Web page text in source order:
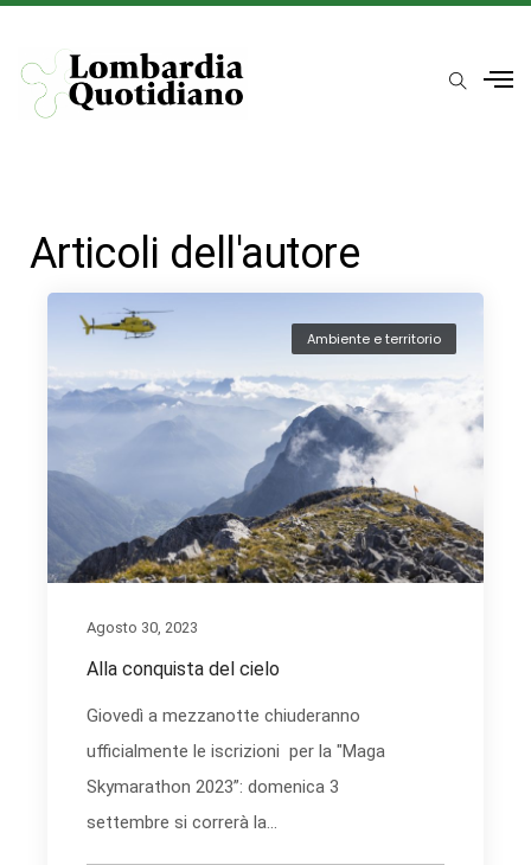
Articoli dell'autore
Ambiente e territorio
Agosto 30, 2023
Alla conquista del cielo
Giovedì a mezzanotte chiuderanno
ufficialmente le iscrizioni per la "Maga
Skymarathon 2023”: domenica 3
settembre si correrà la...